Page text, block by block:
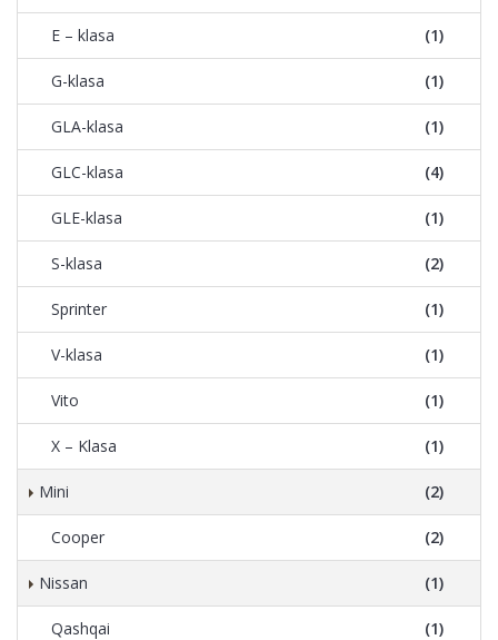
E – klasa (1)
G-klasa (1)
GLA-klasa (1)
GLC-klasa (4)
GLE-klasa (1)
S-klasa (2)
Sprinter (1)
V-klasa (1)
Vito (1)
X – Klasa (1)
Mini (2)
Cooper (2)
Nissan (1)
Qashqai (1)